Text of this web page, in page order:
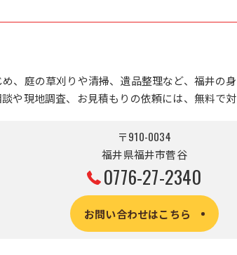
、庭の草刈りや清掃、遺品整理など、福井の
や現地調査、お見積もりの依頼には、無料で対
〒910-0034
福井県福井市菅谷
0776-27-2340
お問い合わせはこちら